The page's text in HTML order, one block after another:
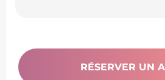
RÉSERVER UN